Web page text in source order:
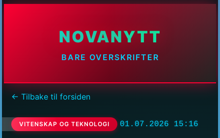
NOVANYTT
BARE OVERSKRIFTER
← Tilbake til forsiden
VITENSKAP OG TEKNOLOGI 01.07.2026 15:16